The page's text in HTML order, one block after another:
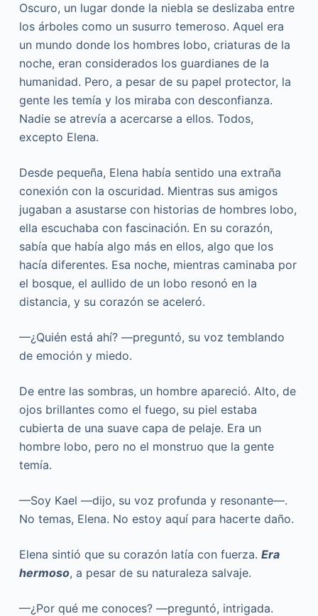
Oscuro, un lugar donde la niebla se deslizaba entre
los árboles como un susurro temeroso. Aquel era
un mundo donde los hombres lobo, criaturas de la
noche, eran considerados los guardianes de la
humanidad. Pero, a pesar de su papel protector, la
gente les temía y los miraba con desconfianza.
Nadie se atrevía a acercarse a ellos. Todos,
excepto Elena.
Desde pequeña, Elena había sentido una extraña
conexión con la oscuridad. Mientras sus amigos
jugaban a asustarse con historias de hombres lobo,
ella escuchaba con fascinación. En su corazón,
sabía que había algo más en ellos, algo que los
hacía diferentes. Esa noche, mientras caminaba por
el bosque, el aullido de un lobo resonó en la
distancia, y su corazón se aceleró.
—¿Quién está ahí? —preguntó, su voz temblando
de emoción y miedo.
De entre las sombras, un hombre apareció. Alto, de
ojos brillantes como el fuego, su piel estaba
cubierta de una suave capa de pelaje. Era un
hombre lobo, pero no el monstruo que la gente
temía.
—Soy Kael —dijo, su voz profunda y resonante—.
No temas, Elena. No estoy aquí para hacerte daño.
Elena sintió que su corazón latía con fuerza. Era
hermoso, a pesar de su naturaleza salvaje.
—¿Por qué me conoces? —preguntó, intrigada.